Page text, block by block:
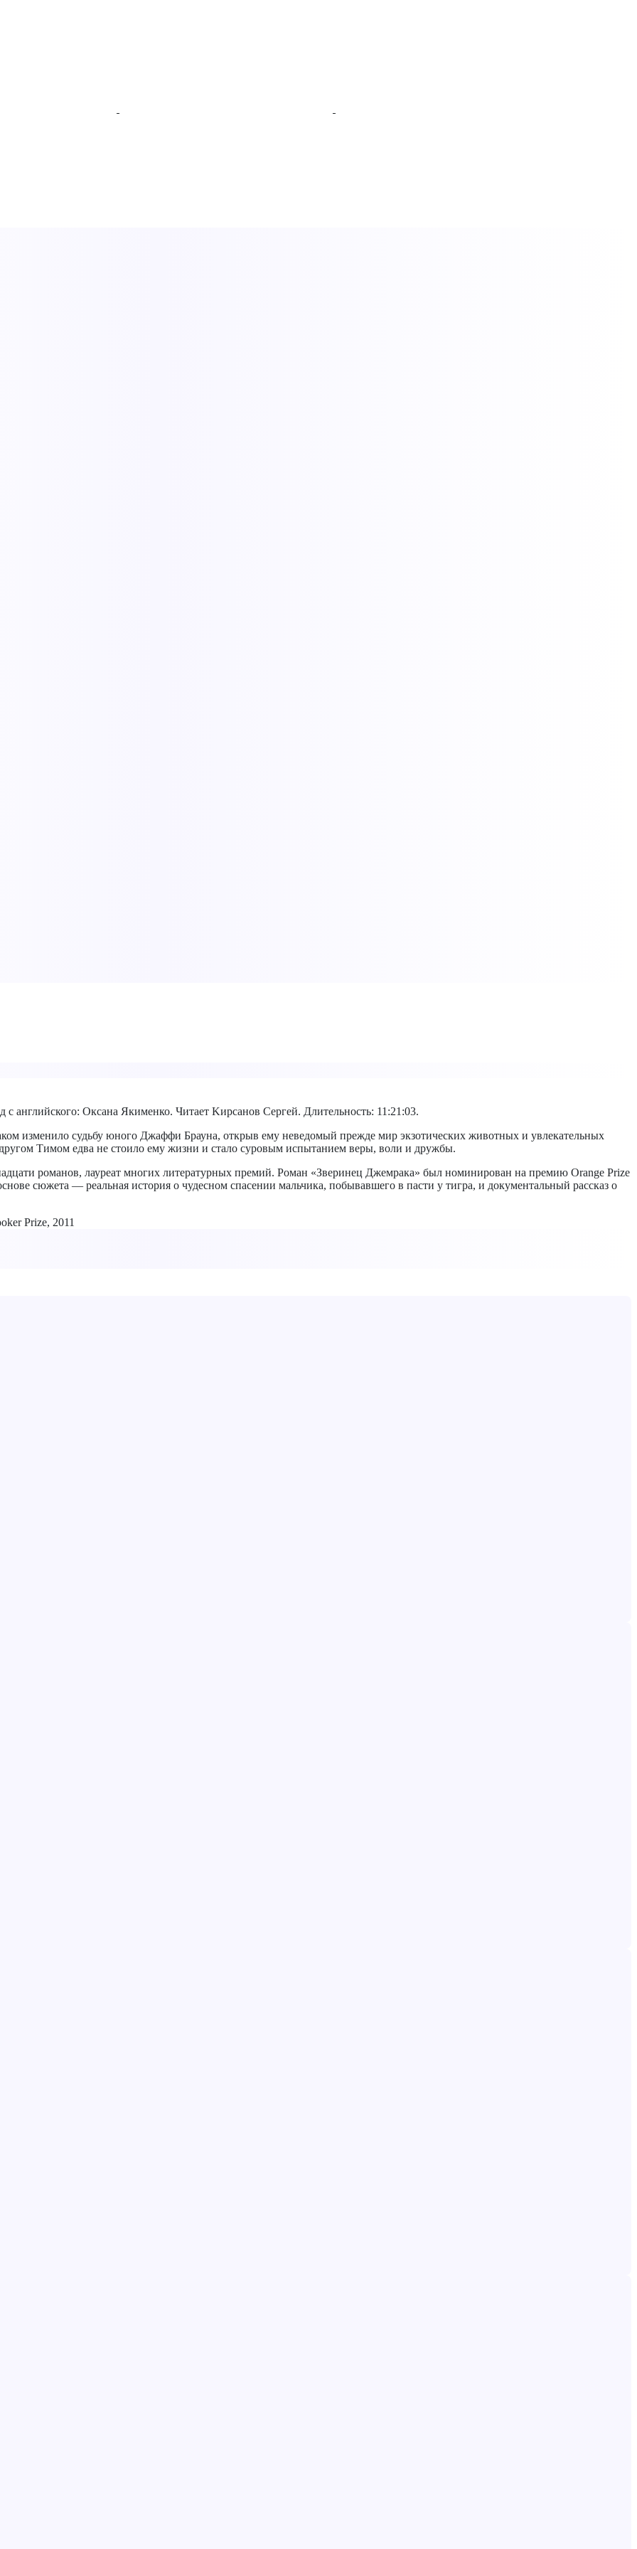
английского: Оксана Якименко. Читает Kирсанов Сергей. Длительность: 11:21:03.
изменило судьбу юного Джаффи Брауна, открыв ему неведомый прежде мир экзотических животных и увлекательных
Тимом едва не стоило ему жизни и стало суровым испытанием веры, воли и дружбы.
романов, лауреат многих литературных премий. Роман «Зверинец Джемрака» был номинирован на премию Orange Prize
сюжета — реальная история о чудесном спасении мальчика, побывавшего в пасти у тигра, и документальный рассказ о
Prize, 2011